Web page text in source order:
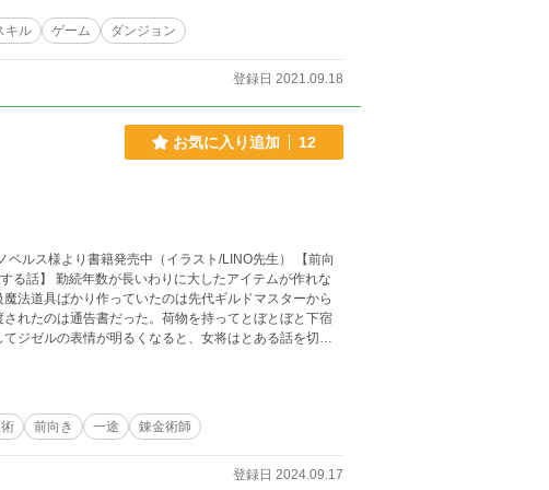
… 高1。過度の
は…… 香取鈴音：ベル … 高2。電脳部部長。和風美人
ャ。 鹿島恭子：ポリー … クラス委員長。ショウとナッ
キル ゲーム ダンジョン
登録日 2021.09.18
お気に入り追加 12
様より書籍発売中（イラスト/LINO先生） 【前向
る話】 勤続年数が長いわりに大したアイテムが作れな
法道具ばかり作っていたのは先代ギルドマスターから
れたのは通告書だった。荷物を持ってとぼとぼと下宿
ジゼルの表情が明るくなると、女将はとある話を切り
。
前向き 一途 錬金術師
登録日 2024.09.17